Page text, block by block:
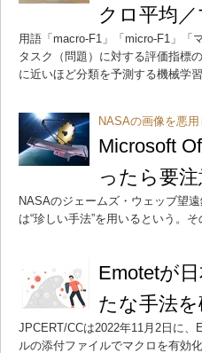
クロ平均
用語「macro-F1」「micro-F1」「
タスク（問題）に対する評価指標
に近いほど分類を予測する機械学
NASAの画像を悪用
Microsoft
ったら要注
NASAのジェームズ・ウェッブ望
は“珍しい手法”を用いるという。そ
Emotetが
たな手法
JPCERT/CCは2022年11月2日に
ルの添付ファイルでマクロを有効